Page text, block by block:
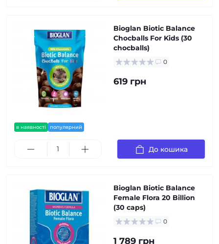
в наявності популярний
Bioglan Biotic Balance
Chocballs For Kids (30
chocballs)
0
619 грн
До кошика
Bioglan Biotic Balance
Female Flora 20 Billion
(30 caps)
0
1 789 грн